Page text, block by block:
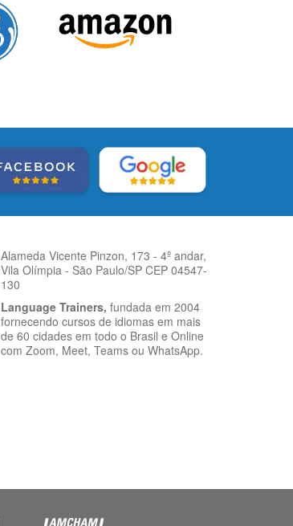
Alameda Vicente Pinzon, 173 - 4º andar,
Vila Olímpia - São Paulo/SP CEP 04547-
130
Language Trainers, fundada em 2004
fornecendo cursos de idiomas em mais
de 60 cidades em todo o Brasil e Online
com Zoom, Meet, Teams ou WhatsApp.